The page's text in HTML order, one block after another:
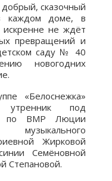
сказочный
каждом доме, в
не ждёт
превращений и
саду № 40
новогодних
«Белоснежка»
утренник под
по ВМР Люции
музыкального
Жирковой
Семёновной
Степановой.